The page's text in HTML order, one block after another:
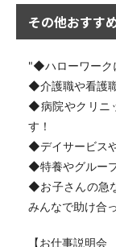
その他おすす
"◆ハローワーク
◆介護職や看護
◆病院やクリニ
す！
◆デイサービス
◆特養やグルー
◆お子さんの急
みんなで助け合
【お仕事説明会